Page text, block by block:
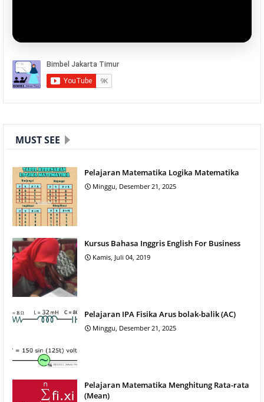
MUST SEE
Pelajaran Matematika Logika Matematika
Minggu, Desember 21, 2025
Kursus Bahasa Inggris English For Business
Kamis, Juli 04, 2019
Pelajaran IPA Fisika Arus bolak-balik (AC)
Minggu, Desember 21, 2025
Pelajaran Matematika Menghitung Rata-rata
(Mean)